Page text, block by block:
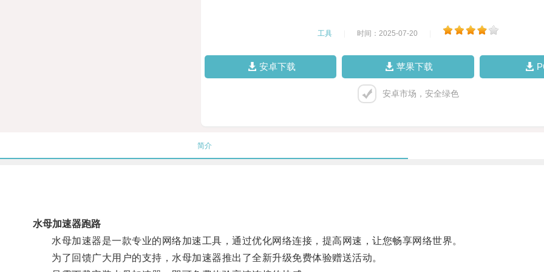
工具 时间：2025-07-20
安卓下载 苹果下载
安卓市场，安全绿色
简介
水母加速器跑路
水母加速器是一款专业的网络加速工具，通过优化网络连接，提高网速，让您畅享网络世界。
为了回馈广大用户的支持，水母加速器推出了全新升级免费体验赠送活动。